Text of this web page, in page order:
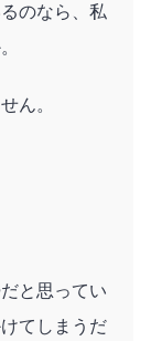
のなら、私
ん。
と思ってい
てしまうだ